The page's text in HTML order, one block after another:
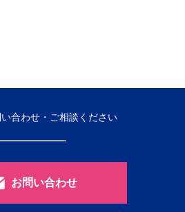
合わせ・ご相談ください
お問い合わせ